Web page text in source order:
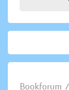
Bookforum /